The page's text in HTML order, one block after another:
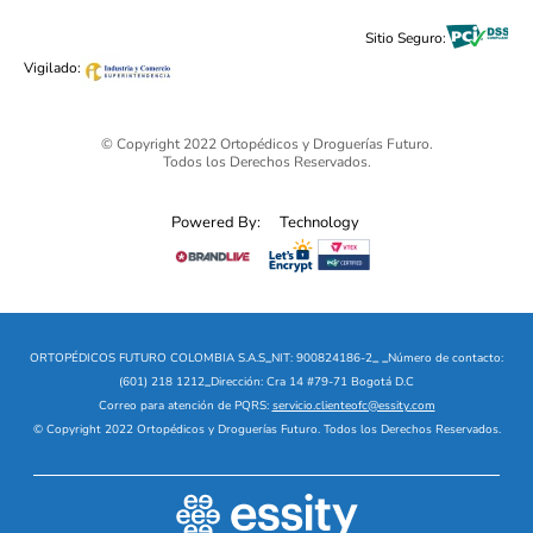
Sitio Seguro:
Vigilado:
© Copyright 2022 Ortopédicos y Droguerías Futuro.
Todos los Derechos Reservados.
Powered By: Technology
ORTOPÉDICOS FUTURO COLOMBIA S.A.S_NIT: 900824186-2_ _Número de contacto:
(601) 218 1212_Dirección: Cra 14 #79-71 Bogotá D.C
Correo para atención de PQRS: servicio.clienteofc@essity.com
© Copyright 2022 Ortopédicos y Droguerías Futuro. Todos los Derechos Reservados.